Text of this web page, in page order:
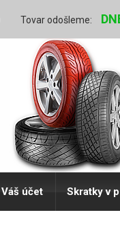
Tovar odošleme:
Váš účet Skratky v